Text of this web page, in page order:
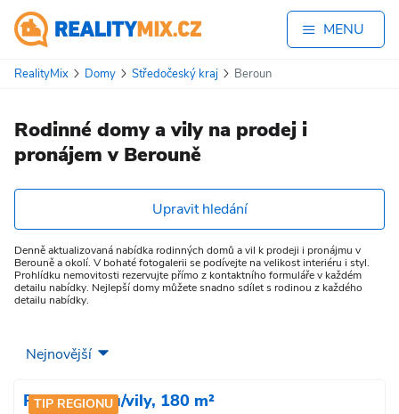
MENU
RealityMix Domy Středočeský kraj Beroun
Rodinné domy a vily na prodej i
pronájem v Berouně
Upravit hledání
Denně aktualizovaná nabídka rodinných domů a vil k prodeji i pronájmu v
Berouně a okolí. V bohaté fotogalerii se podívejte na velikost interiéru i styl.
Prohlídku nemovitosti rezervujte přímo z kontaktního formuláře v každém
detailu nabídky. Nejlepší domy můžete snadno sdílet s rodinou z každého
detailu nabídky.
TIP REGIONU
Prodej domu/vily, 180 m²